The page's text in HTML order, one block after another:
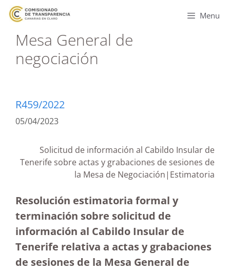
Menu
Mesa General de
negociación
R459/2022
05/04/2023
Solicitud de información al Cabildo Insular de
Tenerife sobre actas y grabaciones de sesiones de
la Mesa de Negociación|Estimatoria
Resolución estimatoria formal y
terminación sobre solicitud de
información al Cabildo Insular de
Tenerife relativa a actas y grabaciones
de sesiones de la Mesa General de